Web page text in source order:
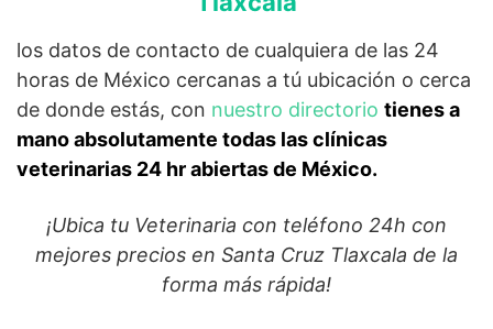
los datos de contacto de cualquiera de las 24
horas de México cercanas a tú ubicación o cerca
de donde estás, con nuestro directorio tienes a
mano absolutamente todas las clínicas
veterinarias 24 hr abiertas de México.
¡Ubica tu Veterinaria con teléfono 24h con
mejores precios en Santa Cruz Tlaxcala de la
forma más rápida!